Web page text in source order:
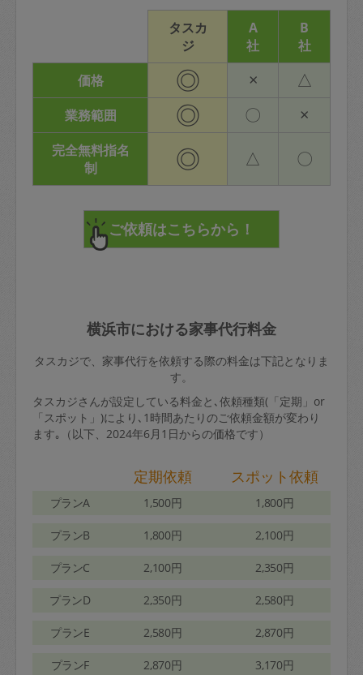
タスカ
ジ
A
社
B
社
価格
◎ × △
業務範囲 ◎ 〇 ×
完全無料指名
制
◎ △ 〇
横浜市における家事代行料金
タスカジで、家事代行を依頼する際の料金は下記となりま
す。
タスカジさんが設定している料金と､依頼種類(「定期」or
「スポット」)により､1時間あたりのご依頼金額が変わり
ます｡（以下、2024年6月1日からの価格です）
定期依頼 スポット依頼
プランA 1,500円 1,800円
プランB 1,800円 2,100円
プランC 2,100円 2,350円
プランD 2,350円 2,580円
プランE 2,580円 2,870円
プランF 2,870円 3,170円